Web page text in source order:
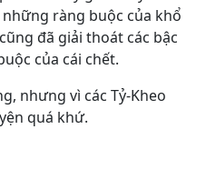
ràng buộc của khổ
đã giải thoát các bậc
của cái chết.
nhưng vì các Tỷ-Kheo
quá khứ.